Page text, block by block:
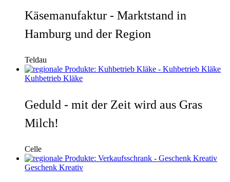
Käsemanufaktur - Marktstand in
Hamburg und der Region
Teldau
Kuhbetrieb Kläke
Geduld - mit der Zeit wird aus Gras
Milch!
Celle
Geschenk Kreativ